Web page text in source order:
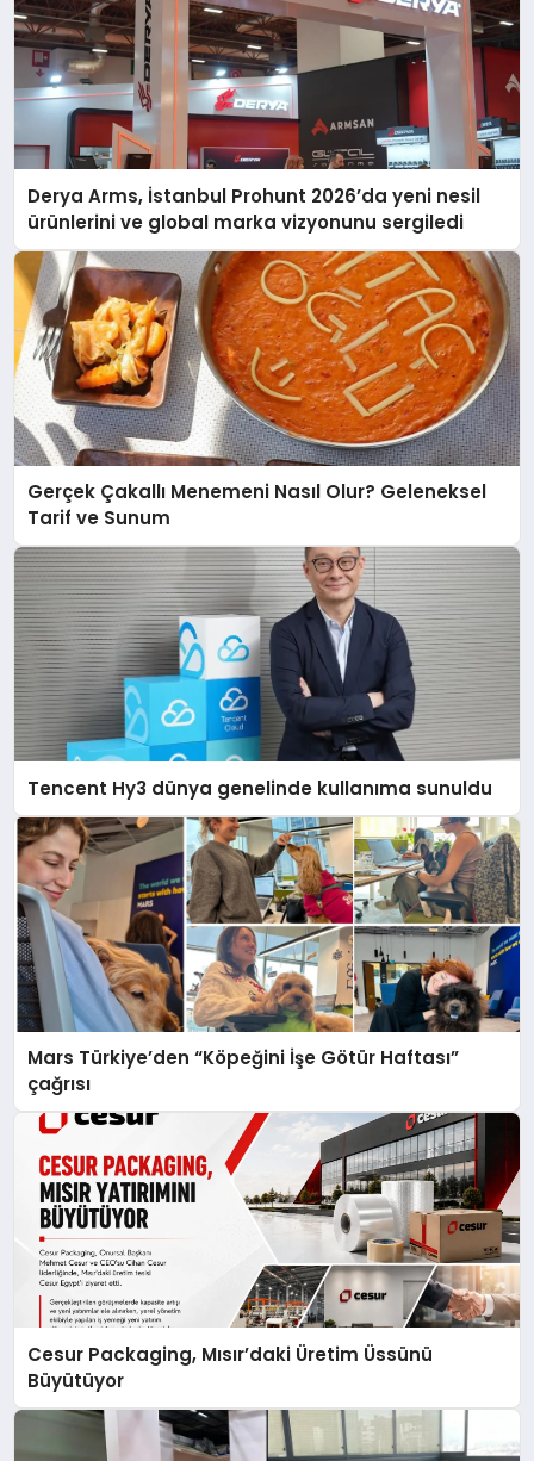
Derya Arms, İstanbul Prohunt 2026’da yeni nesil
ürünlerini ve global marka vizyonunu sergiledi
Gerçek Çakallı Menemeni Nasıl Olur? Geleneksel
Tarif ve Sunum
Tencent Hy3 dünya genelinde kullanıma sunuldu
Mars Türkiye’den “Köpeğini İşe Götür Haftası”
çağrısı
Cesur Packaging, Mısır’daki Üretim Üssünü
Büyütüyor